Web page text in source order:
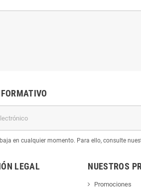
en cualquier momento. Para ello, consulte
LEGAL NUESTROS
Promociones